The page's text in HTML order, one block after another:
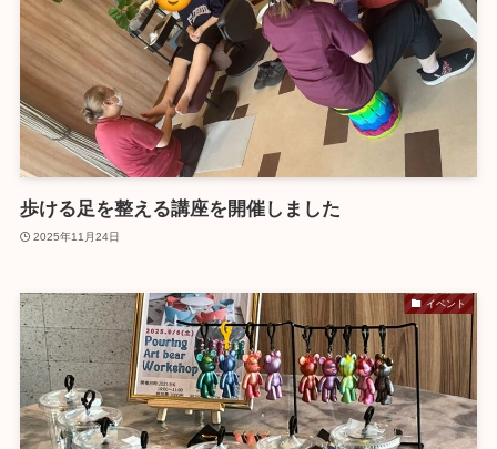
歩ける足を整える講座を開催しました
2025年11月24日
イベント